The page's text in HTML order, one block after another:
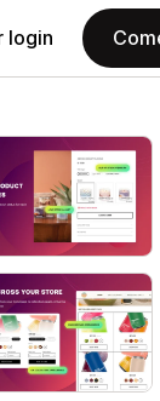
login